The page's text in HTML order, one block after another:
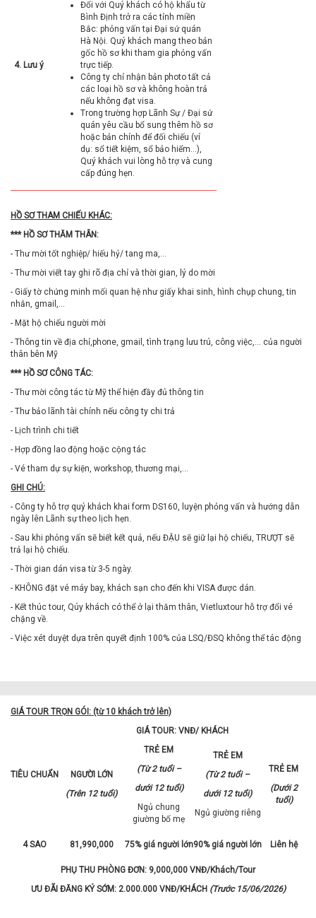
4. Lưu ý
Đối với Quý khách có hộ khẩu từ
Bình Định trở ra các tỉnh miền
Bắc: phỏng vấn tại Đại sứ quán
Hà Nội. Quý khách mang theo bản
gốc hồ sơ khi tham gia phỏng vấn
trực tiếp.
Công ty chỉ nhận bản photo tất cả
các loại hồ sơ và không hoàn trả
nếu không đạt visa.
Trong trường hợp Lãnh Sự / Đại sứ
quán yêu cầu bổ sung thêm hồ sơ
hoặc bản chính để đối chiếu (ví
dụ: sổ tiết kiệm, sổ bảo hiểm…),
Quý khách vui lòng hỗ trợ và cung
cấp đúng hẹn.
HỒ SƠ THAM CHIẾU KHÁC:
*** HỒ SƠ THĂM THÂN:
- Thư mời tốt nghiệp/ hiếu hỷ/ tang ma,...
- Thư mời viết tay ghi rõ địa chỉ và thời gian, lý do mời
- Giấy tờ chứng minh mối quan hệ như giấy khai sinh, hình chụp chung, tin
nhắn, gmail,...
- Mặt hộ chiếu người mời
- Thông tin về địa chỉ,phone, gmail, tình trạng lưu trú, công việc,... của người
thân bên Mỹ
*** HỒ SƠ CÔNG TÁC:
- Thư mời công tác từ Mỹ thể hiện đầy đủ thông tin
- Thư bảo lãnh tài chính nếu công ty chi trả
- Lịch trình chi tiết
- Hợp đồng lao động hoặc cộng tác
- Vé tham dự sự kiện, workshop, thương mại,...
GHI CHÚ:
- Công ty hỗ trợ quý khách khai form DS160, luyện phỏng vấn và hướng dẫn
ngày lên Lãnh sự theo lịch hẹn.
- Sau khi phỏng vấn sẽ biết kết quả, nếu ĐẬU sẽ giữ lại hộ chiếu, TRƯỢT sẽ
trả lại hộ chiếu.
- Thời gian dán visa từ 3-5 ngày.
- KHÔNG đặt vé máy bay, khách sạn cho đến khi VISA được dán.
- Kết thúc tour, Qúy khách có thể ở lại thăm thân, Vietluxtour hỗ trợ đổi vé
chặng về.
- Việc xét duyệt dựa trên quyết định 100% của LSQ/ĐSQ không thể tác động
GIÁ TOUR TRỌN GÓI: (từ 10 khách trở lên)
TIÊU CHUẨN
GIÁ TOUR: VNĐ/ KHÁCH
NGƯỜI LỚN
(Trên 12 tuổi)
TRẺ EM
(Từ 2 tuổi –
dưới 12 tuổi)
Ngủ chung
giường bố mẹ
TRẺ EM
(Từ 2 tuổi –
dưới 12 tuổi)
Ngủ giường riêng
TRẺ EM
(Dưới 2
tuổi)
4 SAO 81,990,000 75% giá người lớn90% giá người lớn Liên hệ
PHỤ THU PHÒNG ĐƠN: 9,000,000 VNĐ/Khách/Tour
ƯU ĐÃI ĐĂNG KÝ SỚM: 2.000.000 VNĐ/KHÁCH (Trước 15/06/2026)